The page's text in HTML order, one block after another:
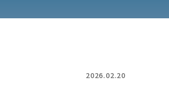
2026.02.20